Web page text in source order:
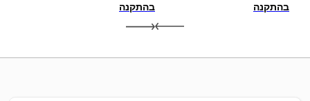
בהתקנה
בהתקנה